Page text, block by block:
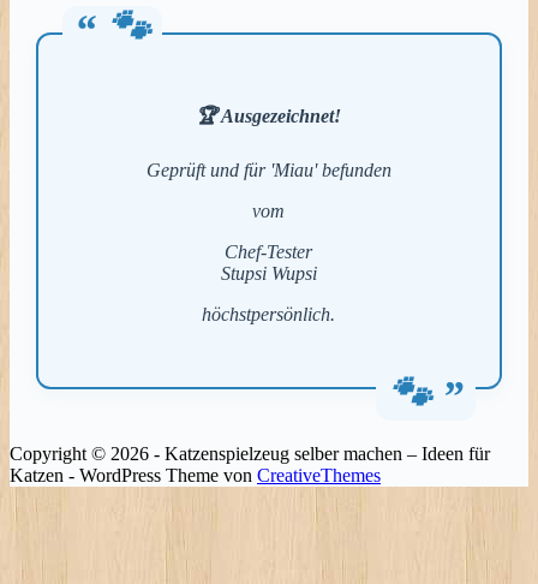
🏆Ausgezeichnet!
Geprüft und für 'Miau' befunden
vom
Chef-Tester
Stupsi Wupsi
höchstpersönlich.
Copyright © 2026 - Katzenspielzeug selber machen – Ideen für
Katzen - WordPress Theme von CreativeThemes